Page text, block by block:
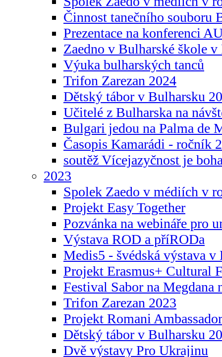
Činnost tanečního souboru
Prezentace na konferenci
Zaedno v Bulharské škole v
Výuka bulharských tanců
Trifon Zarezan 2024
Dětský tábor v Bulharsku
Učitelé z Bulharska na
Bulgari jedou na Palma de
Časopis Kamarádi - ročník
soutěž Vícejazyčnost je
2023
Spolek Zaedo v médiích v
Projekt Easy Together
Pozvánka na webináře pro
Výstava ROD a příRODa
Medis5 - švédská výstava v
Projekt Erasmus+ Cultural
Festival Sabor na Megdana
Trifon Zarezan 2023
Projekt Romani
Dětský tábor v Bulharsku
Dvě výstavy Pro Ukrajinu